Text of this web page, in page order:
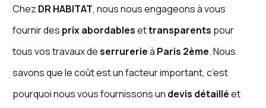
Chez DR HABITAT, nous nous engageons à vous
fournir des prix abordablesettransparents pour
tous vos travaux deserrurerieà Paris 2ème. Nous
savons que le coût est un facteur important, c’est
pourquoi nous vous fournissons un devis détailléet